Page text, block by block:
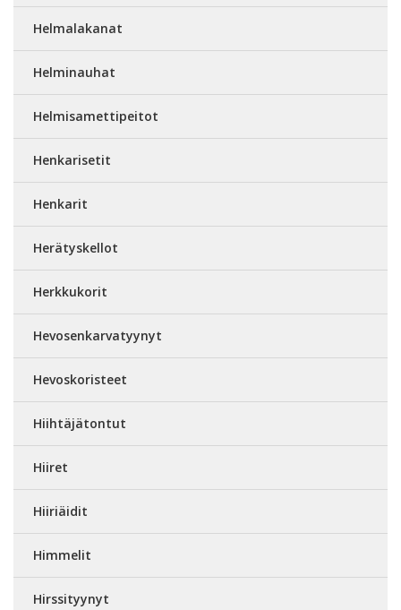
Helmalakanat
Helminauhat
Helmisamettipeitot
Henkarisetit
Henkarit
Herätyskellot
Herkkukorit
Hevosenkarvatyynyt
Hevoskoristeet
Hiihtäjätontut
Hiiret
Hiiriäidit
Himmelit
Hirssityynyt